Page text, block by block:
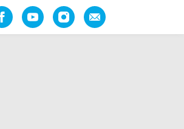
FacebookYouTubeInstagramOdporučiť